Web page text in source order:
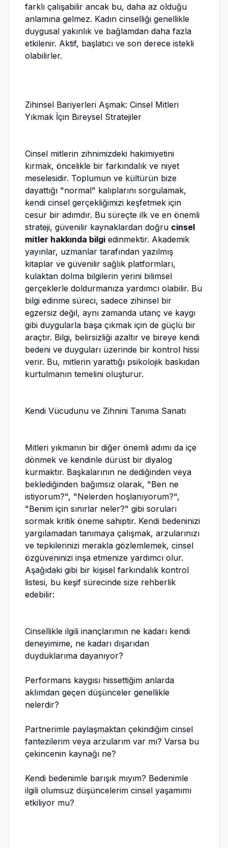
farklı çalışabilir ancak bu, daha az olduğu
anlamına gelmez. Kadın cinselliği genellikle
duygusal yakınlık ve bağlamdan daha fazla
etkilenir. Aktif, başlatıcı ve son derece istekli
olabilirler.
Zihinsel Bariyerleri Aşmak: Cinsel Mitleri
Yıkmak İçin Bireysel Stratejiler
Cinsel mitlerin zihnimizdeki hakimiyetini
kırmak, öncelikle bir farkındalık ve niyet
meselesidir. Toplumun ve kültürün bize
dayattığı "normal" kalıplarını sorgulamak,
kendi cinsel gerçekliğimizi keşfetmek için
cesur bir adımdır. Bu süreçte ilk ve en önemli
strateji, güvenilir kaynaklardan doğru cinsel
mitler hakkında bilgi edinmektir. Akademik
yayınlar, uzmanlar tarafından yazılmış
kitaplar ve güvenilir sağlık platformları,
kulaktan dolma bilgilerin yerini bilimsel
gerçeklerle doldurmanıza yardımcı olabilir. Bu
bilgi edinme süreci, sadece zihinsel bir
egzersiz değil, aynı zamanda utanç ve kaygı
gibi duygularla başa çıkmak için de güçlü bir
araçtır. Bilgi, belirsizliği azaltır ve bireye kendi
bedeni ve duyguları üzerinde bir kontrol hissi
verir. Bu, mitlerin yarattığı psikolojik baskıdan
kurtulmanın temelini oluşturur.
Kendi Vücudunu ve Zihnini Tanıma Sanatı
Mitleri yıkmanın bir diğer önemli adımı da içe
dönmek ve kendinle dürüst bir diyalog
kurmaktır. Başkalarının ne dediğinden veya
beklediğinden bağımsız olarak, "Ben ne
istiyorum?", "Nelerden hoşlanıyorum?",
"Benim için sınırlar neler?" gibi soruları
sormak kritik öneme sahiptir. Kendi bedeninizi
yargılamadan tanımaya çalışmak, arzularınızı
ve tepkilerinizi merakla gözlemlemek, cinsel
özgüveninizi inşa etmenize yardımcı olur.
Aşağıdaki gibi bir kişisel farkındalık kontrol
listesi, bu keşif sürecinde size rehberlik
edebilir:
Cinsellikle ilgili inançlarımın ne kadarı kendi
deneyimime, ne kadarı dışarıdan
duyduklarıma dayanıyor?
Performans kaygısı hissettiğim anlarda
aklımdan geçen düşünceler genellikle
nelerdir?
Partnerimle paylaşmaktan çekindiğim cinsel
fantezilerim veya arzularım var mı? Varsa bu
çekincenin kaynağı ne?
Kendi bedenimle barışık mıyım? Bedenimle
ilgili olumsuz düşüncelerim cinsel yaşamımı
etkiliyor mu?